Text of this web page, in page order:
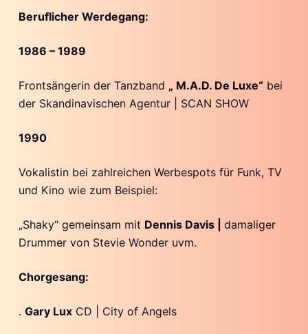
Beruflicher Werdegang:
1986 – 1989
Frontsängerin der Tanzband „ M.A.D. De Luxe“bei
der Skandinavischen Agentur | SCAN SHOW
1990
Vokalistin bei zahlreichen Werbespots für Funk, TV
und Kino wie zum Beispiel:
„Shaky“ gemeinsam mit Dennis Davis | damaliger
Drummer von Stevie Wonder uvm.
Chorgesang:
. Gary LuxCD | City of Angels